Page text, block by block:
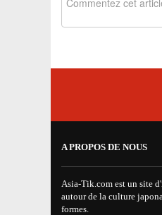
A PROPOS DE NOUS
Asia-Tik.com est un site
autour de la culture
formes.